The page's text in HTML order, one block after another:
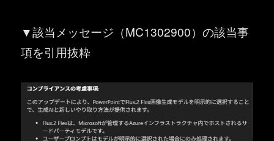
▼該当メッセージ（MC1302900）の該当事
項を引用抜粋